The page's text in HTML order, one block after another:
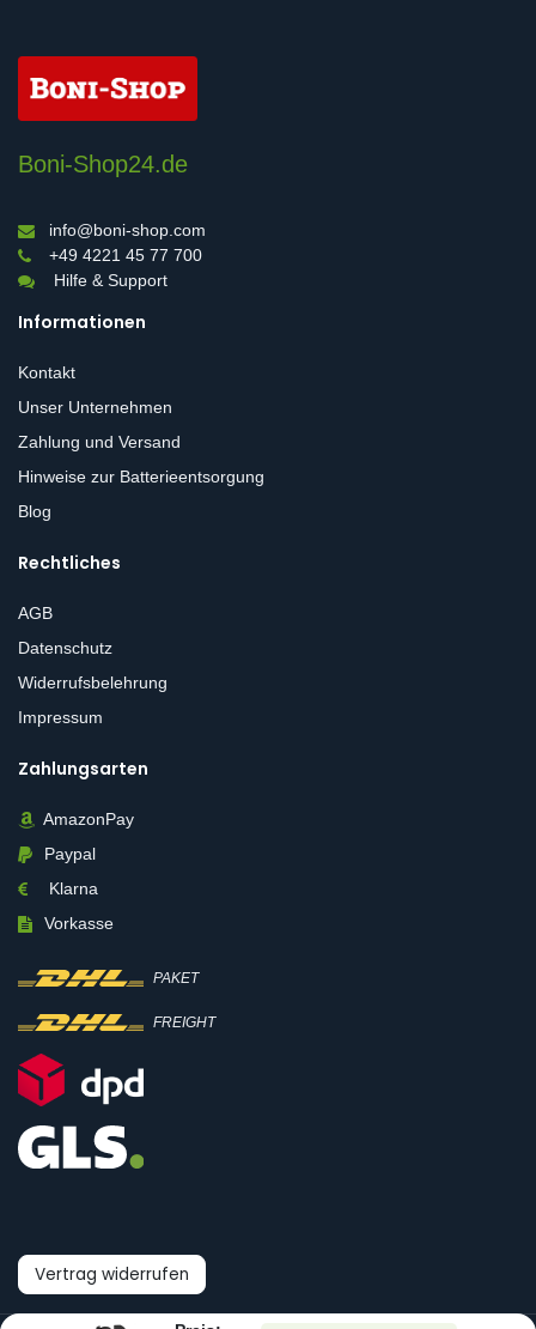
Boni-Shop24.de
info@boni-shop.com
+49 4221 45 77 700
Hilfe & Support
Informationen
Kontakt
Unser Unternehmen
Zahlung und Versand
Hinweise zur Batterieentsorgung
Blog
Rechtliches
AGB
Datenschutz
Widerrufsbelehrung
Impressum
Zahlungsarten
AmazonPay
Paypal
Klarna
Vorkasse
PAKET
FREIGHT
Vertrag widerrufen